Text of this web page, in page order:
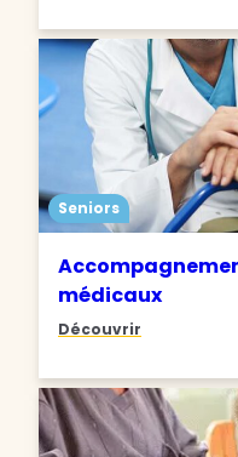
Seniors
médicaux
Découvrir